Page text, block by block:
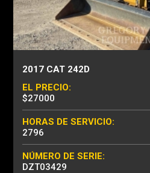
2017 CAT 242D
EL PRECIO:
$27000
HORAS DE SERVICIO:
2796
NÚMERO DE SERIE:
DZT03429